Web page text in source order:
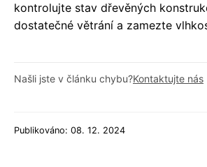
kontrolujte stav dřevěných
dostatečné větrání a zamezte
Našli jste v článku chybu?Kontaktujte nás
Publikováno: 08. 12. 2024